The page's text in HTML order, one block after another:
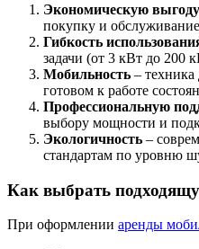
Экономическую выгоду
покупку и
Гибкость
задачи (от 3 кВт до 200
Мобильность – техника
готовом к работе
Профессиональную
выбору мощности и
Экологичность –
стандартам по уровню
Как выбрать
При оформлении аренды